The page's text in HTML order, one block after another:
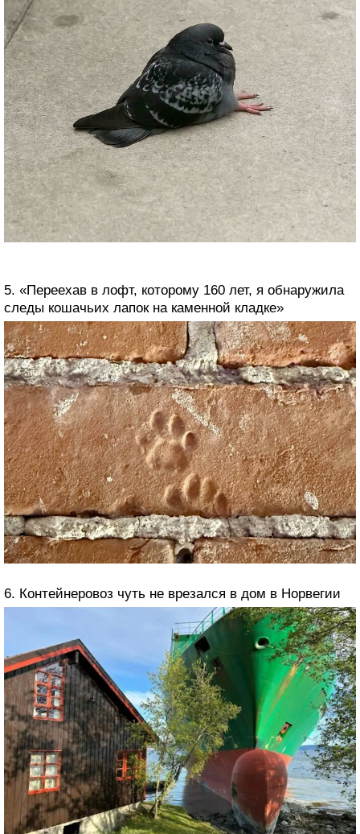
5. «Переехав в лофт, которому 160 лет, я обнаружила
следы кошачьих лапок на каменной кладке»
6. Контейнеровоз чуть не врезался в дом в Норвегии